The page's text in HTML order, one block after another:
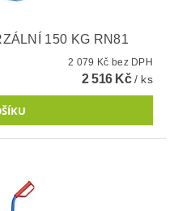
150 KG RN81
2 079 Kč bez DPH
2 516 Kč/ ks